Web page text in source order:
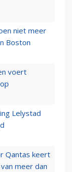
niet meer
Boston
voert
Lelystad
Qantas keert
meer dan